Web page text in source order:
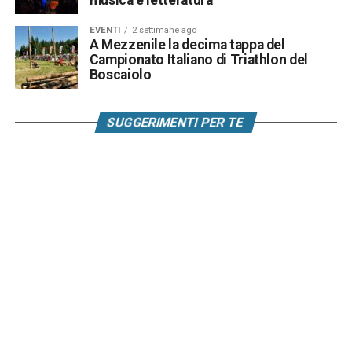
EVENTI 2 settimane ago
A Mezzenile la decima tappa del
Campionato Italiano di Triathlon del
Boscaiolo
SUGGERIMENTI PER TE